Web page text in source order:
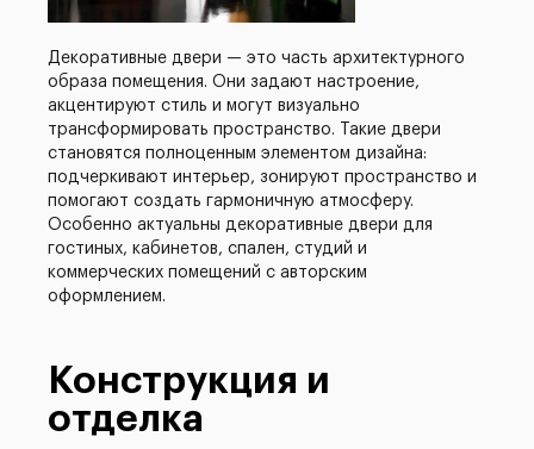
Декоративные двери — это часть архитектурного
образа помещения. Они задают настроение,
акцентируют стиль и могут визуально
трансформировать пространство. Такие двери
становятся полноценным элементом дизайна:
подчеркивают интерьер, зонируют пространство и
помогают создать гармоничную атмосферу.
Особенно актуальны декоративные двери для
гостиных, кабинетов, спален, студий и
коммерческих помещений с авторским
оформлением.
Конструкция и
отделка